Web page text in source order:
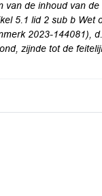
van de inhoud van
5.1 lid 2 sub b Wet
2023-144081),
zijnde tot de